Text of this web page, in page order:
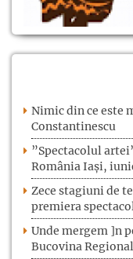
Nimic din ce este
Constantinescu
”Spectacolul
România Iași,
Zece stagiuni de
premiera
Unde mergem ]n
Bucovina Regional